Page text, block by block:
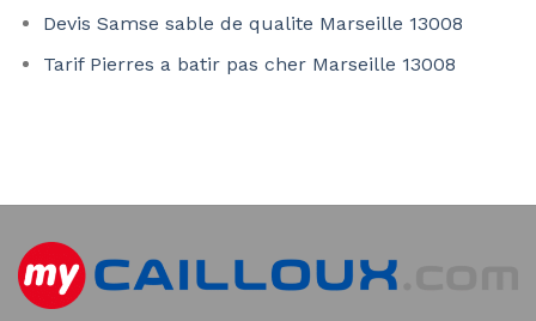
Devis Samse sable de qualite Marseille 13008
Tarif Pierres a batir pas cher Marseille 13008